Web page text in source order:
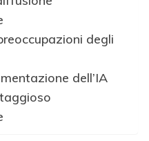
degli
dell’IA